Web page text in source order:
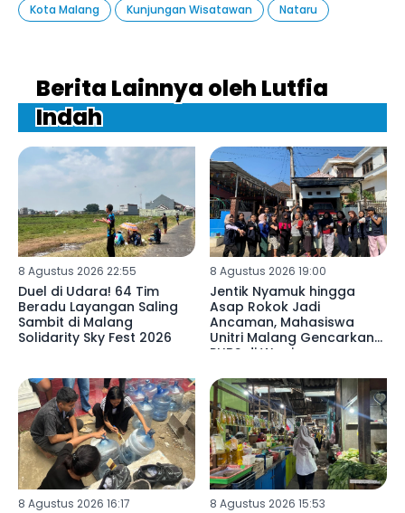
Kota Malang
Kunjungan Wisatawan Nataru
Berita Lainnya oleh Lutfia
Indah
8 Agustus 2026 22:55
Duel di Udara! 64 Tim
Beradu Layangan Saling
Sambit di Malang
Solidarity Sky Fest 2026
8 Agustus 2026 19:00
Jentik Nyamuk hingga
Asap Rokok Jadi
Ancaman, Mahasiswa
Unitri Malang Gencarkan
PHBS di Wagir
8 Agustus 2026 16:17 8 Agustus 2026 15:53